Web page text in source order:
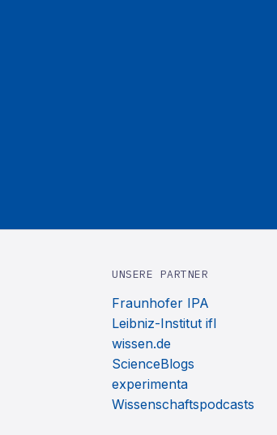
UNSERE PARTNER
Fraunhofer IPA
Leibniz-Institut ifl
wissen.de
ScienceBlogs
experimenta
Wissenschaftspodcasts